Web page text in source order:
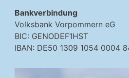
Bankverbindung
Volksbank Vorpommern eG
BIC: GENODEF1HST
IBAN: DE50 1309 1054 0004